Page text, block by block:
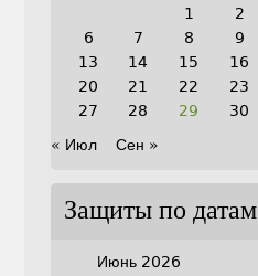
1
2
6
7 8 9
13
14 15 16
20
21 22 23
27
28 29 30
« Июл
Сен »
Защиты по датам
Июнь 2026